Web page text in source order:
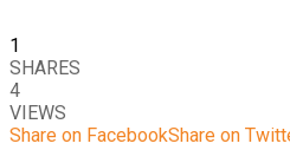
1
SHARES
4
VIEWS
Share on FacebookShare on